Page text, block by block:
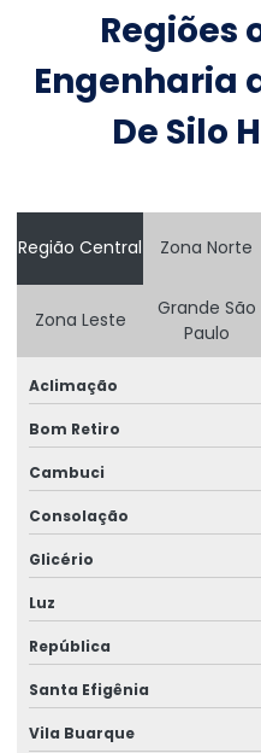
Construção De Silos
Construção de estruturas
Consultoria Engenharia
Consultoria Engenharia
Consultoria Estrutural Estrutura
Consultoria Estrutural Galpão
Consultoria Estrutural Para
Consultoria de projetos de
Consultoria Técnica Em
Consultoria Técnica Em
Regiões
Engenharia
De Silo
Região Central Zona Norte
Zona Leste
Grande São
Paulo
Aclimação
Bom Retiro
Cambuci
Consolação
Glicério
Luz
República
Santa Efigênia
Vila Buarque